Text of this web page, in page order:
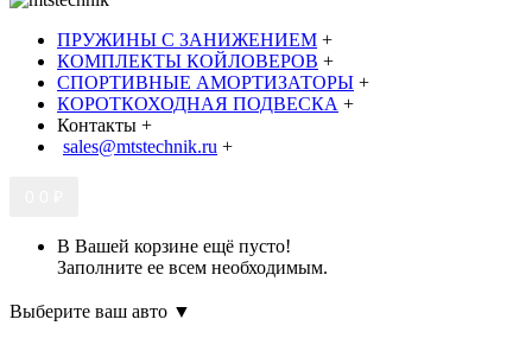
ПРУЖИНЫ С ЗАНИЖЕНИЕМ +
КОМПЛЕКТЫ КОЙЛОВЕРОВ +
СПОРТИВНЫЕ АМОРТИЗАТОРЫ +
КОРОТКОХОДНАЯ ПОДВЕСКА +
Контакты +
sales@mtstechnik.ru +
В Вашей корзине ещё пусто!
Заполните ее всем необходимым.
Выберите ваш авто ▼